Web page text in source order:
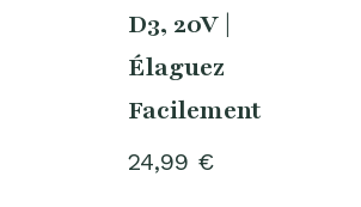
D3, 20V |
Élaguez
Facilement
24,99 €